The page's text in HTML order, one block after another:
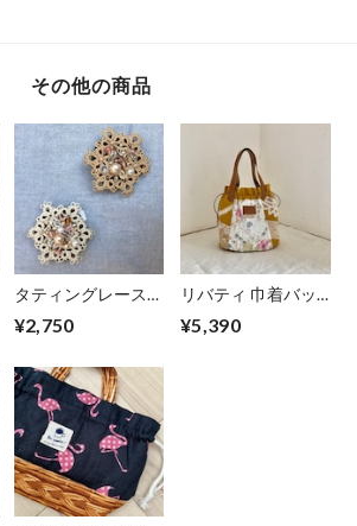
その他の商品
タティングレースの
ブローチ
¥2,750
リバティ 巾着バッ
グ
¥5,390